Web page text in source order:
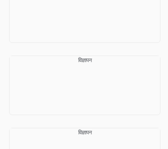
विज्ञापन
विज्ञापन